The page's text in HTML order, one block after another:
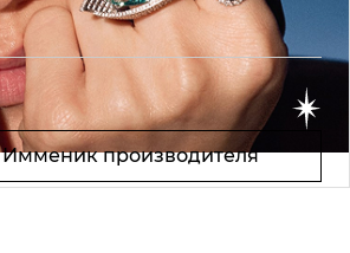
Имменик производителя